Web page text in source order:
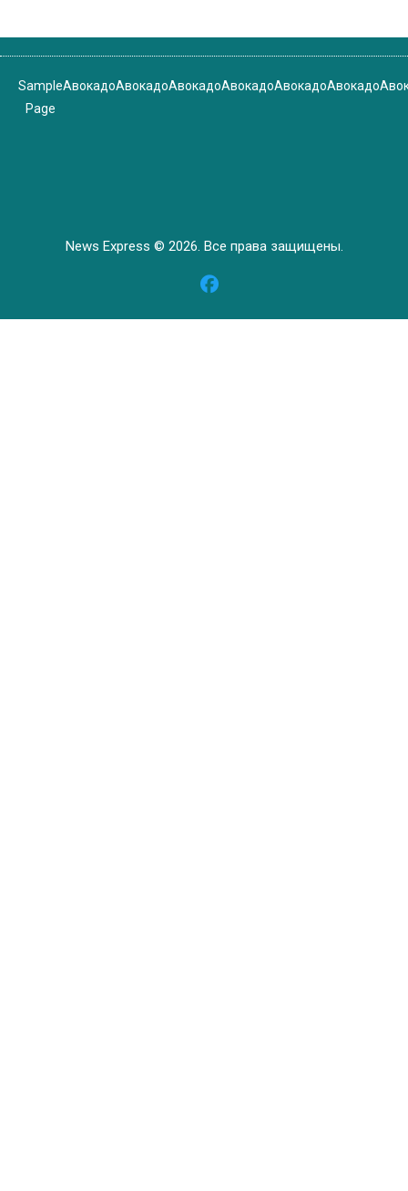
Sample
Page
АвокадоАвокадоАвокадоАвокадоАвокадоАвокадо
News Express © 2026. Все права защищены.